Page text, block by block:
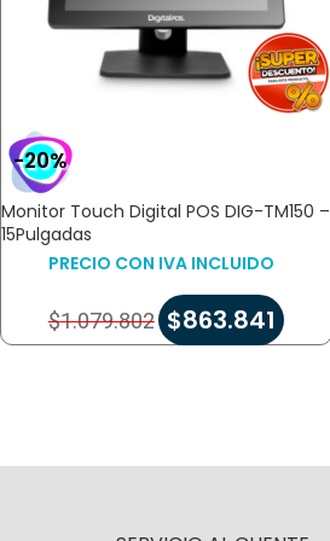
-20%
Monitor Touch Digital POS DIG-TM150 –
15Pulgadas
PRECIO CON IVA INCLUIDO
$1.079.802 $863.841